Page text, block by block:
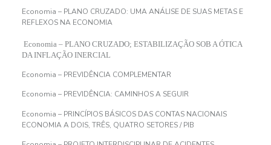
Economia – PLANO CRUZADO: UMA ANÁLISE DE SUAS METAS E
REFLEXOS NA ECONOMIA
Economia – PLANO CRUZADO; ESTABILIZAÇÃO SOB A ÓTICA
DA INFLAÇÃO INERCIAL
Economia – PREVIDÊNCIA COMPLEMENTAR
Economia – PREVIDÊNCIA: CAMINHOS A SEGUIR
Economia – PRINCÍPIOS BÁSICOS DAS CONTAS NACIONAIS
ECONOMIA A DOIS, TRÊS, QUATRO SETORES / PIB